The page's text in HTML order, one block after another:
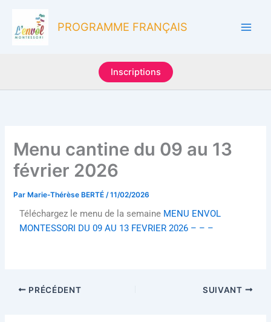
contenu
PROGRAMME FRANÇAIS
Inscriptions
Menu cantine du 09 au 13
février 2026
Par Marie-Thérèse BERTÉ/11/02/2026
Téléchargez le menu de la semaine MENU ENVOL
MONTESSORI DU 09 AU 13 FEVRIER 2026 – – –
PRÉCÉDENT SUIVANT